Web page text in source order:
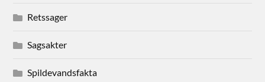
Retssager
Sagsakter
Spildevandsfakta